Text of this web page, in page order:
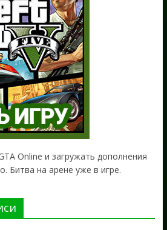
Online и загружать дополнения
Битва на арене уже в игре.